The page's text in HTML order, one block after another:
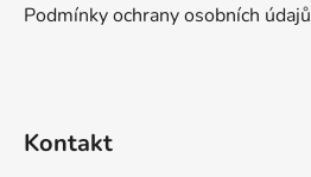
Podmínky ochrany osobních údajů
Kontakt